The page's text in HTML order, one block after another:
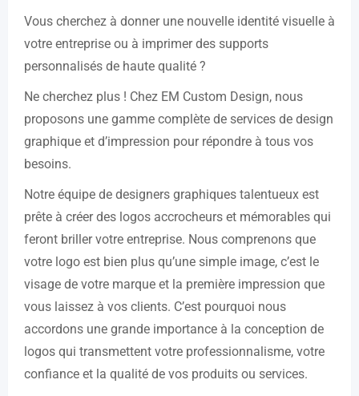
Vous cherchez à donner une nouvelle identité visuelle à
votre entreprise ou à imprimer des supports
personnalisés de haute qualité ?
Ne cherchez plus ! Chez EM Custom Design, nous
proposons une gamme complète de services de design
graphique et d’impression pour répondre à tous vos
besoins.
Notre équipe de designers graphiques talentueux est
prête à créer des logos accrocheurs et mémorables qui
feront briller votre entreprise. Nous comprenons que
votre logo est bien plus qu’une simple image, c’est le
visage de votre marque et la première impression que
vous laissez à vos clients. C’est pourquoi nous
accordons une grande importance à la conception de
logos qui transmettent votre professionnalisme, votre
confiance et la qualité de vos produits ou services.